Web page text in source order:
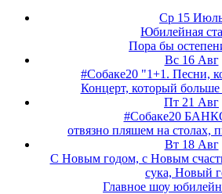
Ср 15
Юбилейная
Пора бы
Вс 16 Авг
#Собаке20 "1+1. Песни,
Концерт, который больше
Пт 21 Авг
#Собаке20
отвязно пляшем на столах,
Вт 18 Авг
С Новым годом, с Новым
сука, Новый
Главное шоу